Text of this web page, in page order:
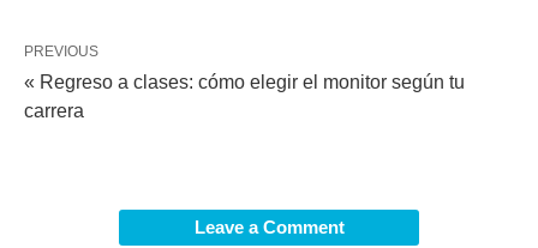
PREVIOUS
« Regreso a clases: cómo elegir el monitor según tu
carrera
Leave a Comment